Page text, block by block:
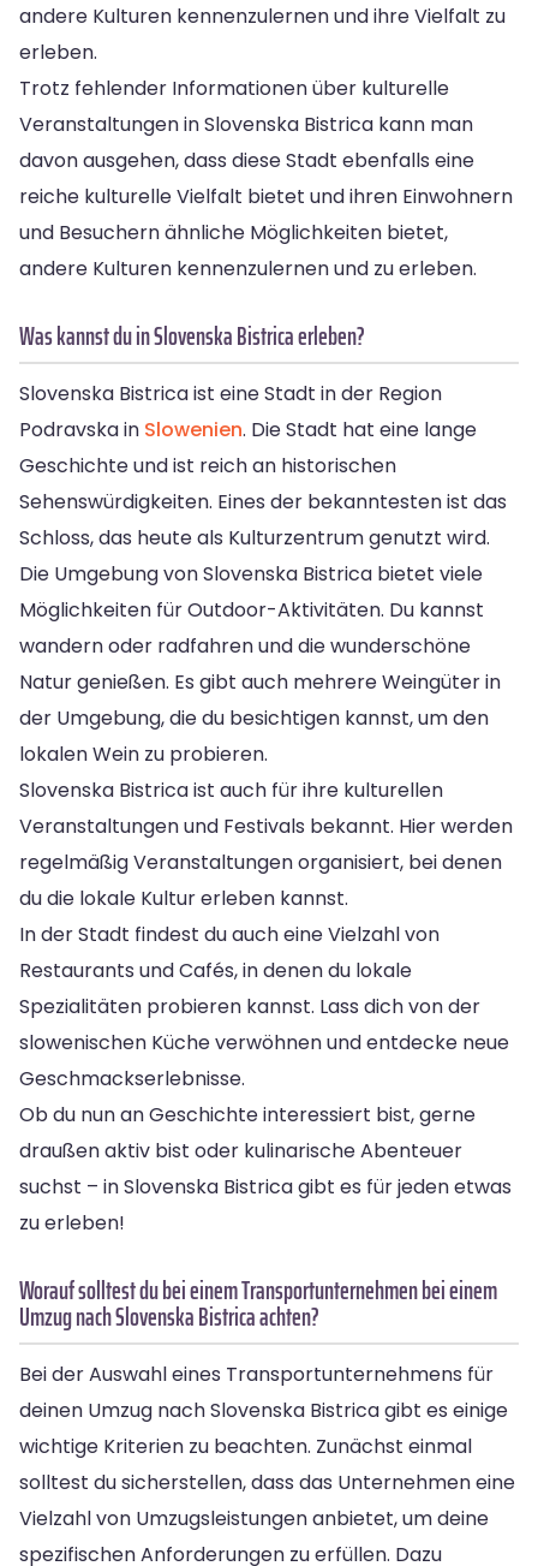
andere Kulturen kennenzulernen und ihre Vielfalt zu
erleben.
Trotz fehlender Informationen über kulturelle
Veranstaltungen in Slovenska Bistrica kann man
davon ausgehen, dass diese Stadt ebenfalls eine
reiche kulturelle Vielfalt bietet und ihren Einwohnern
und Besuchern ähnliche Möglichkeiten bietet,
andere Kulturen kennenzulernen und zu erleben.
Was kannst du in Slovenska Bistrica erleben?
Slovenska Bistrica ist eine Stadt in der Region
Podravska in Slowenien. Die Stadt hat eine lange
Geschichte und ist reich an historischen
Sehenswürdigkeiten. Eines der bekanntesten ist das
Schloss, das heute als Kulturzentrum genutzt wird.
Die Umgebung von Slovenska Bistrica bietet viele
Möglichkeiten für Outdoor-Aktivitäten. Du kannst
wandern oder radfahren und die wunderschöne
Natur genießen. Es gibt auch mehrere Weingüter in
der Umgebung, die du besichtigen kannst, um den
lokalen Wein zu probieren.
Slovenska Bistrica ist auch für ihre kulturellen
Veranstaltungen und Festivals bekannt. Hier werden
regelmäßig Veranstaltungen organisiert, bei denen
du die lokale Kultur erleben kannst.
In der Stadt findest du auch eine Vielzahl von
Restaurants und Cafés, in denen du lokale
Spezialitäten probieren kannst. Lass dich von der
slowenischen Küche verwöhnen und entdecke neue
Geschmackserlebnisse.
Ob du nun an Geschichte interessiert bist, gerne
draußen aktiv bist oder kulinarische Abenteuer
suchst – in Slovenska Bistrica gibt es für jeden etwas
zu erleben!
Worauf solltest du bei einem Transportunternehmen bei einem
Umzug nach Slovenska Bistrica achten?
Bei der Auswahl eines Transportunternehmens für
deinen Umzug nach Slovenska Bistrica gibt es einige
wichtige Kriterien zu beachten. Zunächst einmal
solltest du sicherstellen, dass das Unternehmen eine
Vielzahl von Umzugsleistungen anbietet, um deine
spezifischen Anforderungen zu erfüllen. Dazu